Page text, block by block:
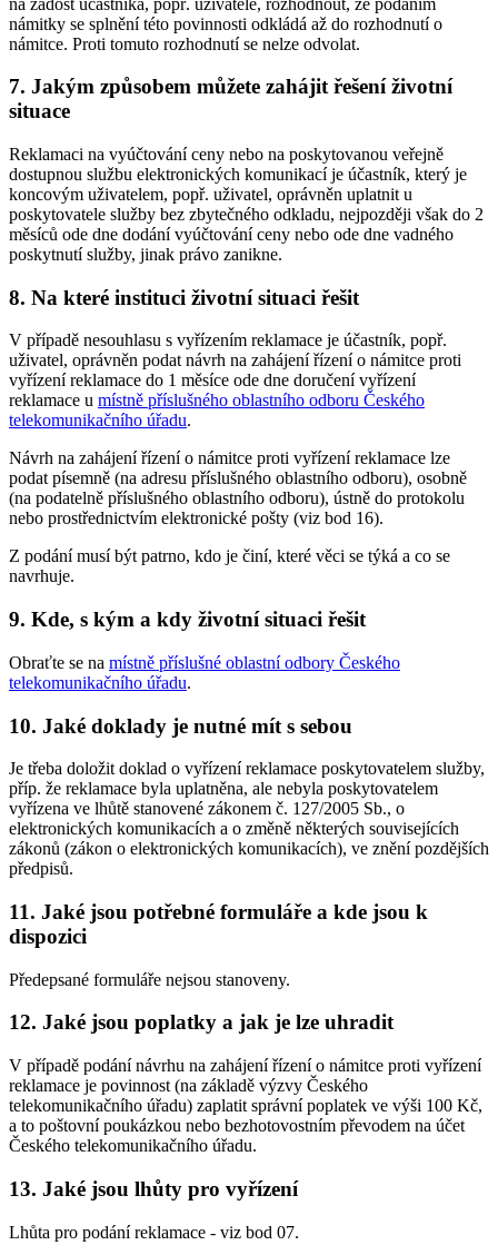
námitky se splnění této povinnosti odkládá až do rozhodnutí o
námitce. Proti tomuto rozhodnutí se nelze odvolat.
7. Jakým způsobem můžete zahájit řešení životní
situace
Reklamaci na vyúčtování ceny nebo na poskytovanou veřejně
dostupnou službu elektronických komunikací je účastník, který je
koncovým uživatelem, popř. uživatel, oprávněn uplatnit u
poskytovatele služby bez zbytečného odkladu, nejpozději však do 2
měsíců ode dne dodání vyúčtování ceny nebo ode dne vadného
poskytnutí služby, jinak právo zanikne.
8. Na které instituci životní situaci řešit
V případě nesouhlasu s vyřízením reklamace je účastník, popř.
uživatel, oprávněn podat návrh na zahájení řízení o námitce proti
vyřízení reklamace do 1 měsíce ode dne doručení vyřízení
reklamace u místně příslušného oblastního odboru Českého
telekomunikačního úřadu.
Návrh na zahájení řízení o námitce proti vyřízení reklamace lze
podat písemně (na adresu příslušného oblastního odboru), osobně
(na podatelně příslušného oblastního odboru), ústně do protokolu
nebo prostřednictvím elektronické pošty (viz bod 16).
Z podání musí být patrno, kdo je činí, které věci se týká a co se
navrhuje.
9. Kde, s kým a kdy životní situaci řešit
Obraťte se na místně příslušné oblastní odbory Českého
telekomunikačního úřadu.
10. Jaké doklady je nutné mít s sebou
Je třeba doložit doklad o vyřízení reklamace poskytovatelem služby,
příp. že reklamace byla uplatněna, ale nebyla poskytovatelem
vyřízena ve lhůtě stanovené zákonem č. 127/2005 Sb., o
elektronických komunikacích a o změně některých souvisejících
zákonů (zákon o elektronických komunikacích), ve znění pozdějších
předpisů.
11. Jaké jsou potřebné formuláře a kde jsou k
dispozici
Předepsané formuláře nejsou stanoveny.
12. Jaké jsou poplatky a jak je lze uhradit
V případě podání návrhu na zahájení řízení o námitce proti vyřízení
reklamace je povinnost (na základě výzvy Českého
telekomunikačního úřadu) zaplatit správní poplatek ve výši 100 Kč,
a to poštovní poukázkou nebo bezhotovostním převodem na účet
Českého telekomunikačního úřadu.
13. Jaké jsou lhůty pro vyřízení
Lhůta pro podání reklamace - viz bod 07.